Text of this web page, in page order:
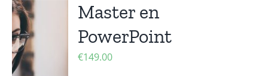
Contactanos
Master en
PowerPoint
€149.00